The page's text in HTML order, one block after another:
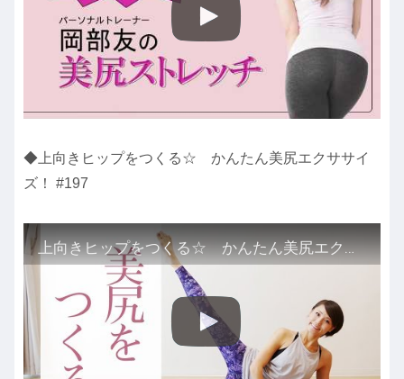
◆上向きヒップをつくる☆ かんたん美尻エクササイ
ズ！ #197
上向きヒップをつくる☆ かんたん美尻エクササイズ！ #197